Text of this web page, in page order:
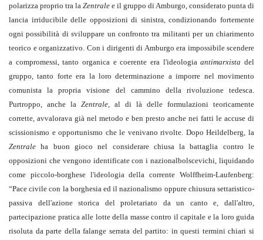
polarizza proprio tra la Zentrale e il gruppo di Amburgo, considerato punta di
lancia irriducibile delle opposizioni di sinistra, condizionando fortemente
ogni possibilità di sviluppare un confronto tra militanti per un chiarimento
teorico e organizzativo. Con i dirigenti di Amburgo era impossibile scendere
a compromessi, tanto organica e coerente era l'ideologiaantimarxista del
gruppo, tanto forte era la loro determinazione a imporre nel movimento
comunista la propria visione del cammino della rivoluzione tedesca.
Purtroppo, anche la Zentrale, al di là delle formulazioni teoricamente
corrette, avvalorava già nel metodo e ben presto anche nei fatti le accuse di
scissionismo e opportunismo che le venivano rivolte. Dopo Heildelberg, la
Zentrale ha buon gioco nel considerare chiusa la battaglia contro le
opposizioni che vengono identificate con i nazionalbolscevichi, liquidando
come piccolo-borghese l'ideologia della corrente Wolffheim-Laufenberg:
“Pace civile con la borghesia ed il nazionalismo oppure chiusura settaristico-
passiva dell'azione storica del proletariato da un canto e, dall'altro,
partecipazione pratica alle lotte della masse contro il capitale e la loro guida
risoluta da parte della falange serrata del partito: in questi termini chiari si